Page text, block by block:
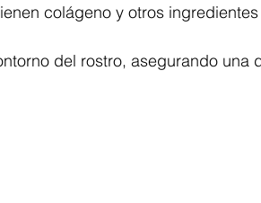
colágeno y otros
del rostro, asegurando una